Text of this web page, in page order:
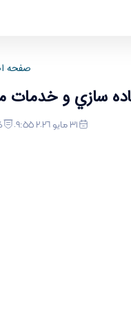
صفحه
سازي و
٣١ مايو ٢٠٢٦ ٠٩:٥٥